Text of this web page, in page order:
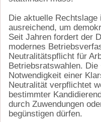
Die aktuelle
ausreichend, um
Seit Jahren fordert der
modernes
Neutralitätspflicht für
Betriebsratswahlen.
Notwendigkeit einer
Neutralität verpflichtet
bestimmter
durch Zuwendungen
begünstigen dürfen.